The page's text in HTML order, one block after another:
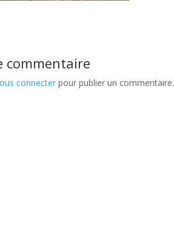
commentaire
connecter pour publier un commentaire.